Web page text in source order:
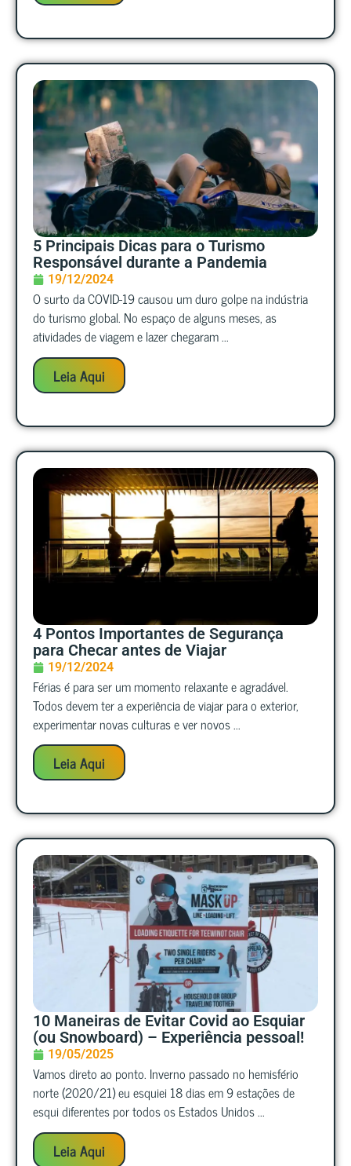
5 Principais Dicas para o Turismo
Responsável durante a Pandemia
19/12/2024
O surto da COVID-19 causou um duro golpe na indústria
do turismo global. No espaço de alguns meses, as
atividades de viagem e lazer chegaram ...
Leia Aqui
4 Pontos Importantes de Segurança
para Checar antes de Viajar
19/12/2024
Férias é para ser um momento relaxante e agradável.
Todos devem ter a experiência de viajar para o exterior,
experimentar novas culturas e ver novos ...
Leia Aqui
10 Maneiras de Evitar Covid ao Esquiar
(ou Snowboard) – Experiência pessoal!
19/05/2025
Vamos direto ao ponto. Inverno passado no hemisfério
norte (2020/21) eu esquiei 18 dias em 9 estações de
esqui diferentes por todos os Estados Unidos ...
Leia Aqui